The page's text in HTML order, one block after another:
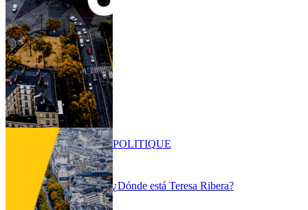
¿Dónde está Teresa Ribera?
POLITIQUE